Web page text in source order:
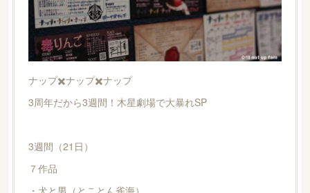
ナップ✖️ナップ✖️ナップ
3周年だから3週間！木星劇場で大暴れSP
3週間（21日）
７作品